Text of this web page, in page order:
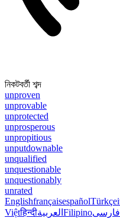
নিকটবর্তী শব্দ
unproven
unprovable
unprotected
unprosperous
unpropitious
unputdownable
unqualified
unquestionable
unquestionably
unrated
EnglishfrançaisespañolTürkçe
Việtहिन्दीالعربية Filipinoفارسی